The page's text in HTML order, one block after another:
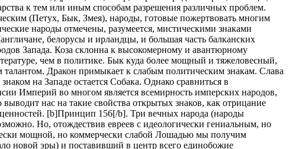
к тем или иным способам разрешения различных проблем.
(Петух, Бык, Змея), народы, готовые пожертвовать многим
народы отмечены, разумеется, мистическими знаками
белорусы и ирландцы, и большая часть балканских
Запада. Коза склонна к высокомерному и авантюрному
чем в политике. Бык куда более мощный и тяжеловесный,
Дракон примыкает к слабым политическим знакам. Слава
на Западе остается Собака. Однако сравниться в
Империй во многом является всемирность имперских народов,
нас на такие свойства открытых знаков, как отрицание
[b]Принцип 156[/b]. Три вечных народа (народы
Но, отождествив евреев с идеологически гениальным, но
мощной, но коммерчески слабой Лошадью мы получим
новой эры) и поставивший в центр всего единобожие